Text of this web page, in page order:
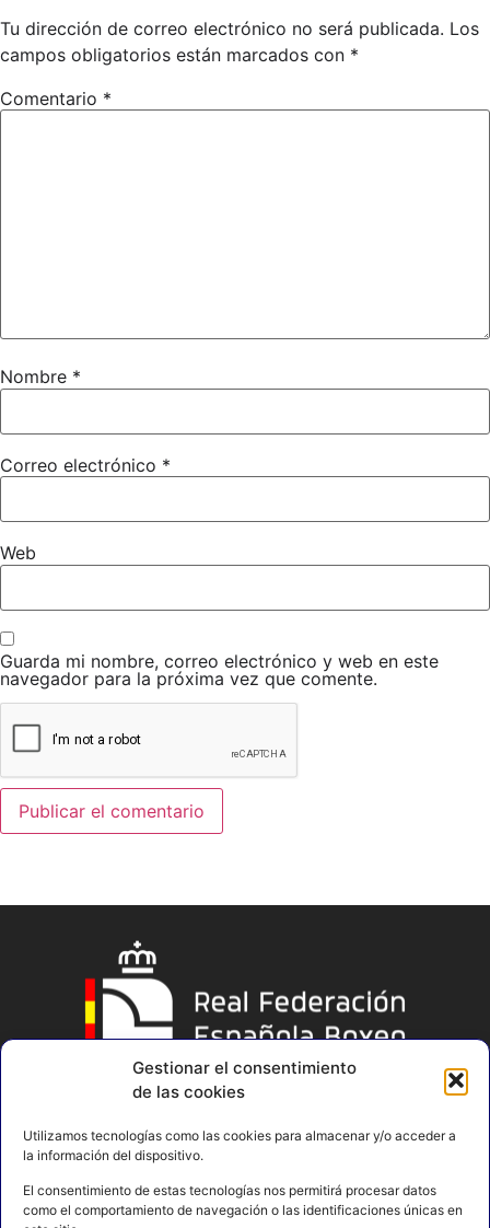
Gestionar el consentimiento
de las cookies
Utilizamos tecnologías como las cookies para almacenar y/o acceder a
la información del dispositivo.
El consentimiento de estas tecnologías nos permitirá procesar datos
como el comportamiento de navegación o las identificaciones únicas en
Tu dirección de correo electrónico no será publicada. Los
campos obligatorios están marcados con *
Comentario *
Nombre *
Correo electrónico *
Web
Guarda mi nombre, correo electrónico y web en este
navegador para la próxima vez que comente.